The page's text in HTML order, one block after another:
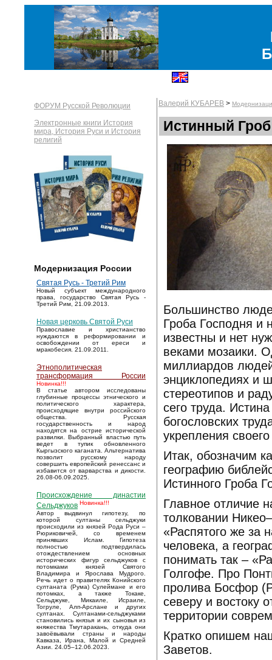
ФОРУМ Русской Революции
Электронные книги История
мира, История Руси и История
религий
Модернизация России
Святая Русь - Третий Рим
Новый субъект международного
права, государство Святая Русь -
Третий Рим, 21.09.2013.
Новая церковь Святой Руси
Православие и христианство
нуждаются в реформировании и
освобождении от ереси и
мракобесия. 21.09.2011.
Этнополитическая
трансформация России
Новинка!!!
В статье автором исследованы
глубинные процессы этнического и
политического характера,
происходящие внутри российского
общества. Русская
государственность и народ
находятся на острие исторической
развилки. Выбранный властью путь
ведет в тупик обновленного
Кыргызского каганата. Альтернатива
позволит русскому народу
совершить европейский ренессанс и
избавится от варварства и дикости.
26.08-06.09.2025.
Происхождение династии
Сельджуков Новинка!!!
Автор выдвинул гипотезу, по
которой султаны сельджуки
происходили из князей Рода Руси –
Рюриковичей, со временем
принявших Ислам. Гипотеза
полностью подтвердилась
отождествлением основных
исторических фигур сельджуков с
потомками князей Святого
Владимира и Ярослава Мудрого.
Речь идет о правителях Конийского
султаната (Рума) Сулеймане и его
потомках, а также Токаке,
Сельджуке, Микаиле, Исраиле,
Тогруле, Алп-Арслане и других
султанах. Султанами-сельджуками
становились князья и их сыновья из
княжества Тмутаракань, откуда они
завоёвывали страны и народы
Кавказа, Ирана, Малой и Средней
Азии. 24.05–12.06.2023.
Валерий КУБАРЕВ >
Истинный
Большинство
Гроба Господня и
известны и нет
веками мозаики.
миллиардов
энциклопедиях и
стереотипов и
сего труда.
богословских
укрепления
Итак, обозначим
географию
Истинного Гроба
Главное отличие
толковании
«Распятого же за
человека, а
понимать так –
Голгофе. Про
пролива Босфор
северу и востоку
территории
Кратко опишем
Заветов.